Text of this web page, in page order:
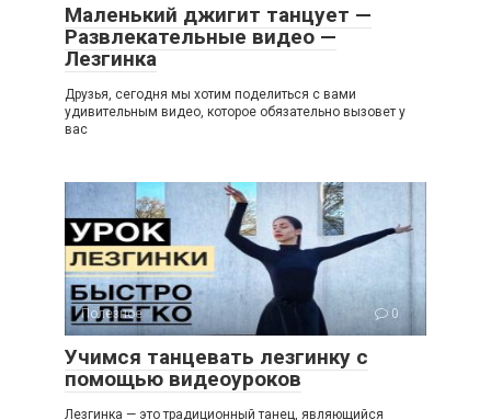
Маленький джигит танцует —
Развлекательные видео —
Лезгинка
Друзья, сегодня мы хотим поделиться с вами
удивительным видео, которое обязательно вызовет у
вас
Полезное 0
Учимся танцевать лезгинку с
помощью видеоуроков
Лезгинка — это традиционный танец, являющийся